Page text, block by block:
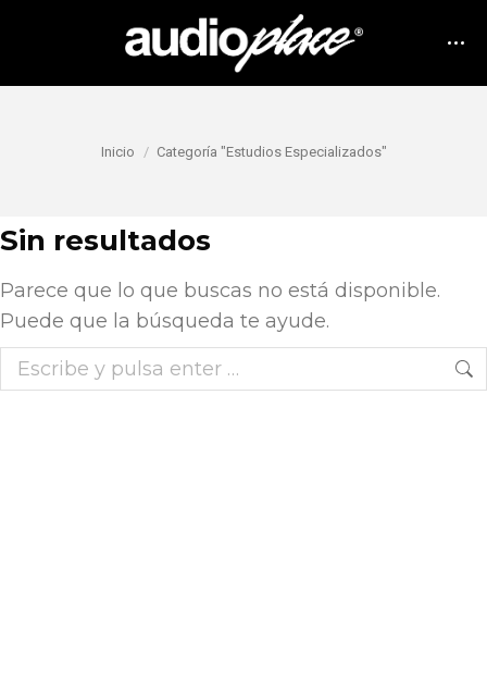
Estás aquí:
Inicio Categoría "Estudios Especializados"
Sin resultados
Parece que lo que buscas no está disponible.
Puede que la búsqueda te ayude.
Buscar: